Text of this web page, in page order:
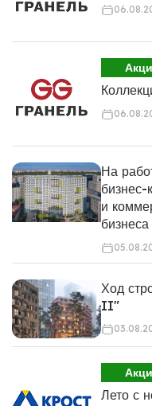
На
бизнес-
и
бизнеса
Ход
II"
Лето с